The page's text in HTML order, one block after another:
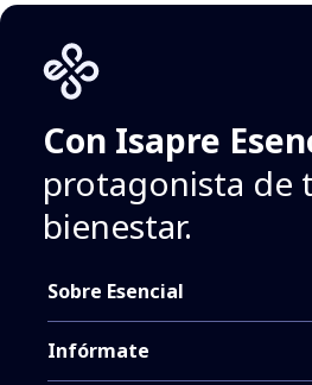
Con Isapre
protagonista de
bienestar.
Sobre Esencial
Infórmate